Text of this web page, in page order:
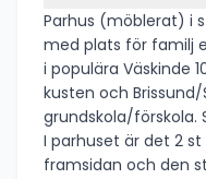
Parhus (möblerat) i större
med plats för familj
i populära Väskinde 10 km norr om Visby, 4 km från
kusten och Brissund/
grundskola/förskola.
I parhuset är det 2 st lägenheter. En mindre på
framsidan och den